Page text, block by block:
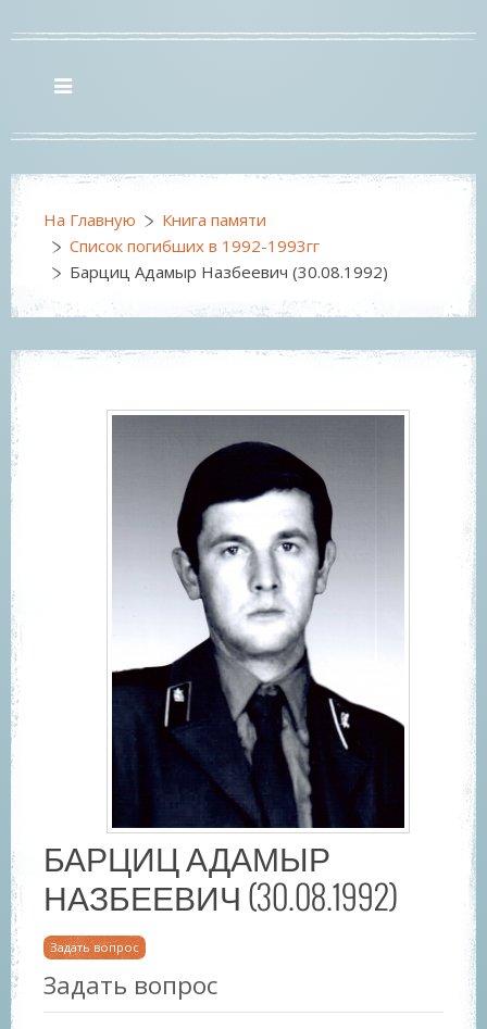
На Главную
Книга памяти
Список погибших в 1992-1993гг
Барциц Адамыр Назбеевич (30.08.1992)
БАРЦИЦ АДАМЫР
НАЗБЕЕВИЧ (30.08.1992)
Задать вопрос
Задать вопрос